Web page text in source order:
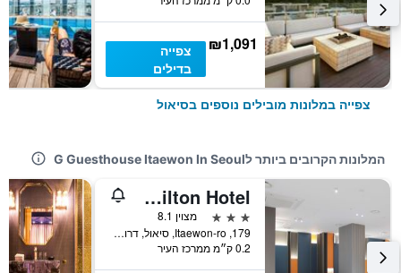
₪1,091
צפייה
בדילים
צפייה במלונות מובילים נוספים בסיאול
המלונות הקרובים ביותר לG Guesthouse Itaewon In Seoul
Hamilton Hotel
3 כוכבים
מצוין 8.1
179, Itaewon-ro, סיאול, דרום קוריאה
0.2 ק״מ ממרכז העיר